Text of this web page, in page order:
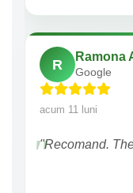
R
Ramona
Google
acum 11 luni
"Recomand.